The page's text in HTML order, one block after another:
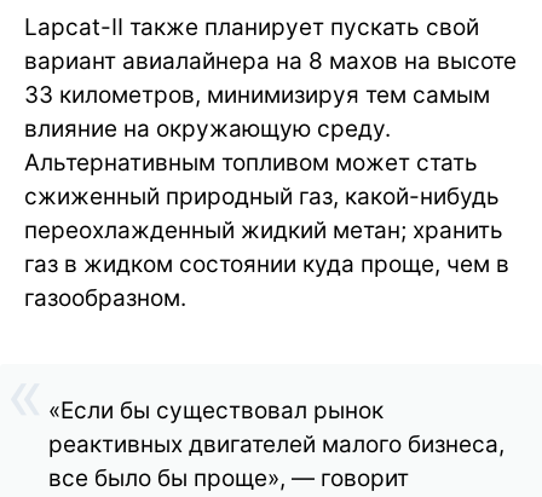
Lapcat-II также планирует пускать свой
вариант авиалайнера на 8 махов на высоте
33 километров, минимизируя тем самым
влияние на окружающую среду.
Альтернативным топливом может стать
сжиженный природный газ, какой-нибудь
переохлажденный жидкий метан; хранить
газ в жидком состоянии куда проще, чем в
газообразном.
«Если бы существовал рынок
реактивных двигателей малого бизнеса,
все было бы проще», — говорит